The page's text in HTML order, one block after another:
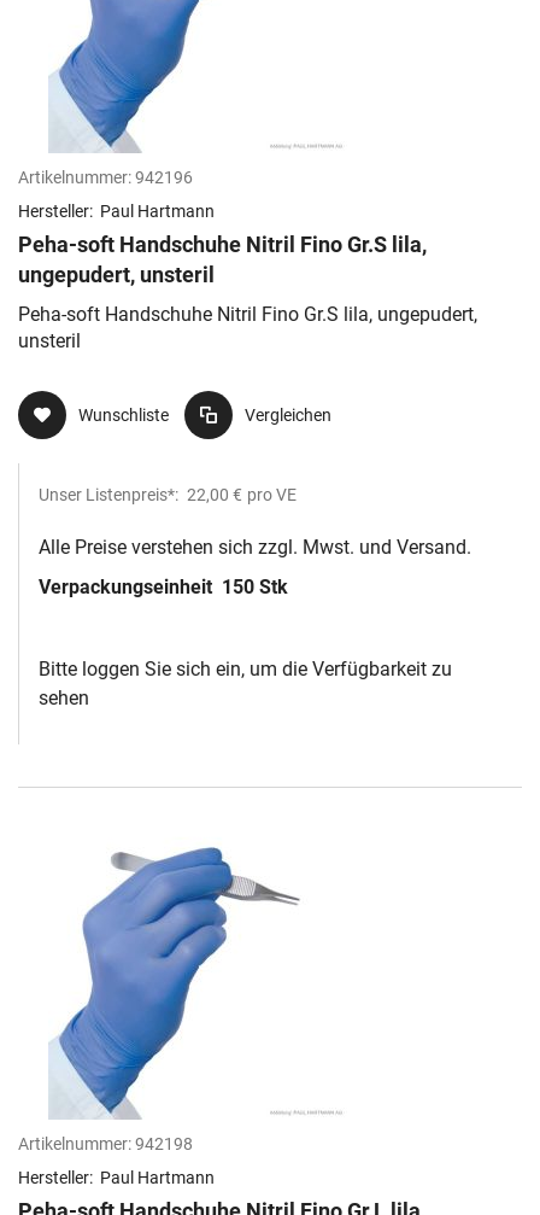
Artikelnummer:942196
Hersteller: Paul Hartmann
Peha-soft Handschuhe Nitril Fino Gr.S lila,
ungepudert, unsteril
Peha-soft Handschuhe Nitril Fino Gr.S lila, ungepudert,
unsteril
Wunschliste Vergleichen
Unser Listenpreis*: 22,00 € pro VE
Alle Preise verstehen sich zzgl. Mwst. und Versand.
Verpackungseinheit 150 Stk
Bitte loggen Sie sich ein, um die Verfügbarkeit zu
sehen
Artikelnummer:942198
Hersteller: Paul Hartmann